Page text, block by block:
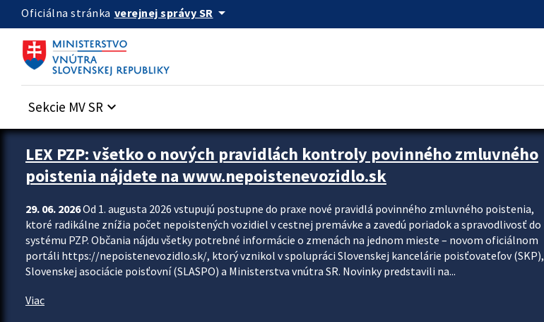
Preskocit na hlavný obsah
Oficiálna stránka verejnej správy SR arrow_drop_down
Sekcie MV SR keyboard_arrow_down
Zastavit automatický posun upútavok
LEX PZP: všetko o nových pravidlách kontroly povinného zmluvného
poistenia nájdete na www.nepoistenevozidlo.sk
29. 06. 2026Od 1. augusta 2026 vstupujú postupne do praxe nové pravidlá povinného zmluvného poistenia,
ktoré radikálne znížia počet nepoistených vozidiel v cestnej premávke a zavedú poriadok a spravodlivosť do
systému PZP. Občania nájdu všetky potrebné informácie o zmenách na jednom mieste – novom oficiálnom
portáli https://nepoistenevozidlo.sk/, ktorý vznikol v spolupráci Slovenskej kancelárie poisťovateľov (SKP),
Slovenskej asociácie poisťovní (SLASPO) a Ministerstva vnútra SR. Novinky predstavili na...
Viac